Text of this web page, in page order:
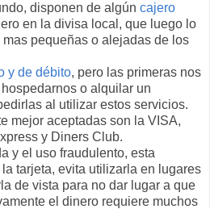
disponen de algún cajero
en la divisa local, que luego lo
pequeñas o alejadas de los
y de débito, pero las primeras nos
o alquilar un
al utilizar estos servicios.
mejor aceptadas son la VISA,
y Diners Club.
y el uso fraudulento, esta
tarjeta, evita utilizarla en lugares
de vista para no dar lugar a que
el dinero requiere muchos